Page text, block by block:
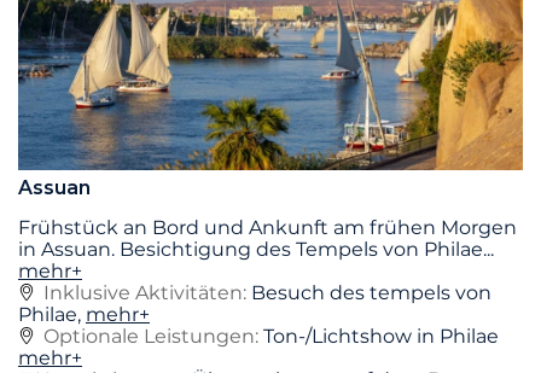
Assuan
Frühstück an Bord und Ankunft am frühen Morgen
in Assuan. Besichtigung des Tempels von Philae...
mehr+
Inklusive Aktivitäten: Besuch des tempels von
Philae, mehr+
Optionale Leistungen: Ton-/Lichtshow in Philae
mehr+